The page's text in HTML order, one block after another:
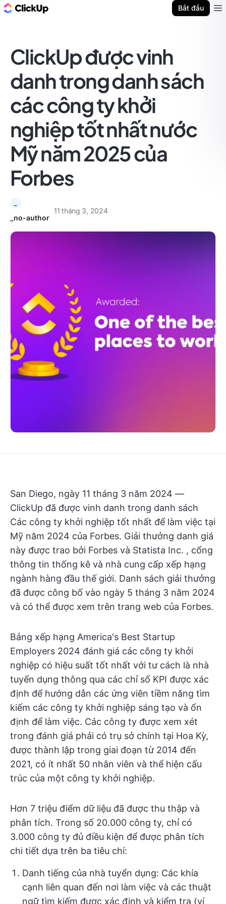
Bắt đầu
ClickUp được vinh
danh trong danh sách
các công ty khởi
nghiệp tốt nhất nước
Mỹ năm 2025 của
Forbes
_no-author
11 tháng 3, 2024
San Diego, ngày 11 tháng 3 năm 2024 —
ClickUp đã được vinh danh trong danh sách
Các công ty khởi nghiệp tốt nhất để làm việc tại
Mỹ năm 2024 của Forbes. Giải thưởng danh giá
này được trao bởi Forbes và Statista Inc. , cổng
thông tin thống kê và nhà cung cấp xếp hạng
ngành hàng đầu thế giới. Danh sách giải thưởng
đã được công bố vào ngày 5 tháng 3 năm 2024
và có thể được xem trên trang web của Forbes.
Bảng xếp hạng America's Best Startup
Employers 2024 đánh giá các công ty khởi
nghiệp có hiệu suất tốt nhất với tư cách là nhà
tuyển dụng thông qua các chỉ số KPI được xác
định để hướng dẫn các ứng viên tiềm năng tìm
kiếm các công ty khởi nghiệp sáng tạo và ổn
định để làm việc. Các công ty được xem xét
trong đánh giá phải có trụ sở chính tại Hoa Kỳ,
được thành lập trong giai đoạn từ 2014 đến
2021, có ít nhất 50 nhân viên và thể hiện cấu
trúc của một công ty khởi nghiệp.
Hơn 7 triệu điểm dữ liệu đã được thu thập và
phân tích. Trong số 20.000 công ty, chỉ có
3.000 công ty đủ điều kiện để được phân tích
chi tiết dựa trên ba tiêu chí:
Danh tiếng của nhà tuyển dụng: Các khía
cạnh liên quan đến nơi làm việc và các thuật
ngữ tìm kiếm được xác định và kiểm tra (ví